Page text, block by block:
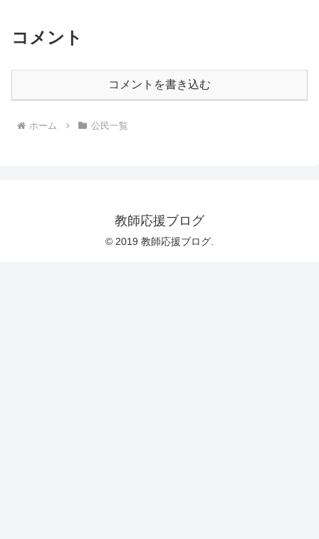
コメント
コメントを書き込む
ホーム 公民一覧
教師応援ブログ
© 2019 教師応援ブログ.